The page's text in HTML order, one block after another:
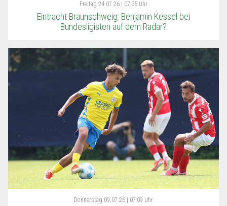
Freitag 24.07.26 | 07:35 Uhr
Eintracht Braunschweig: Benjamin Kessel bei
Bundesligisten auf dem Radar?
Donnerstag 09.07.26 | 07:09 Uhr